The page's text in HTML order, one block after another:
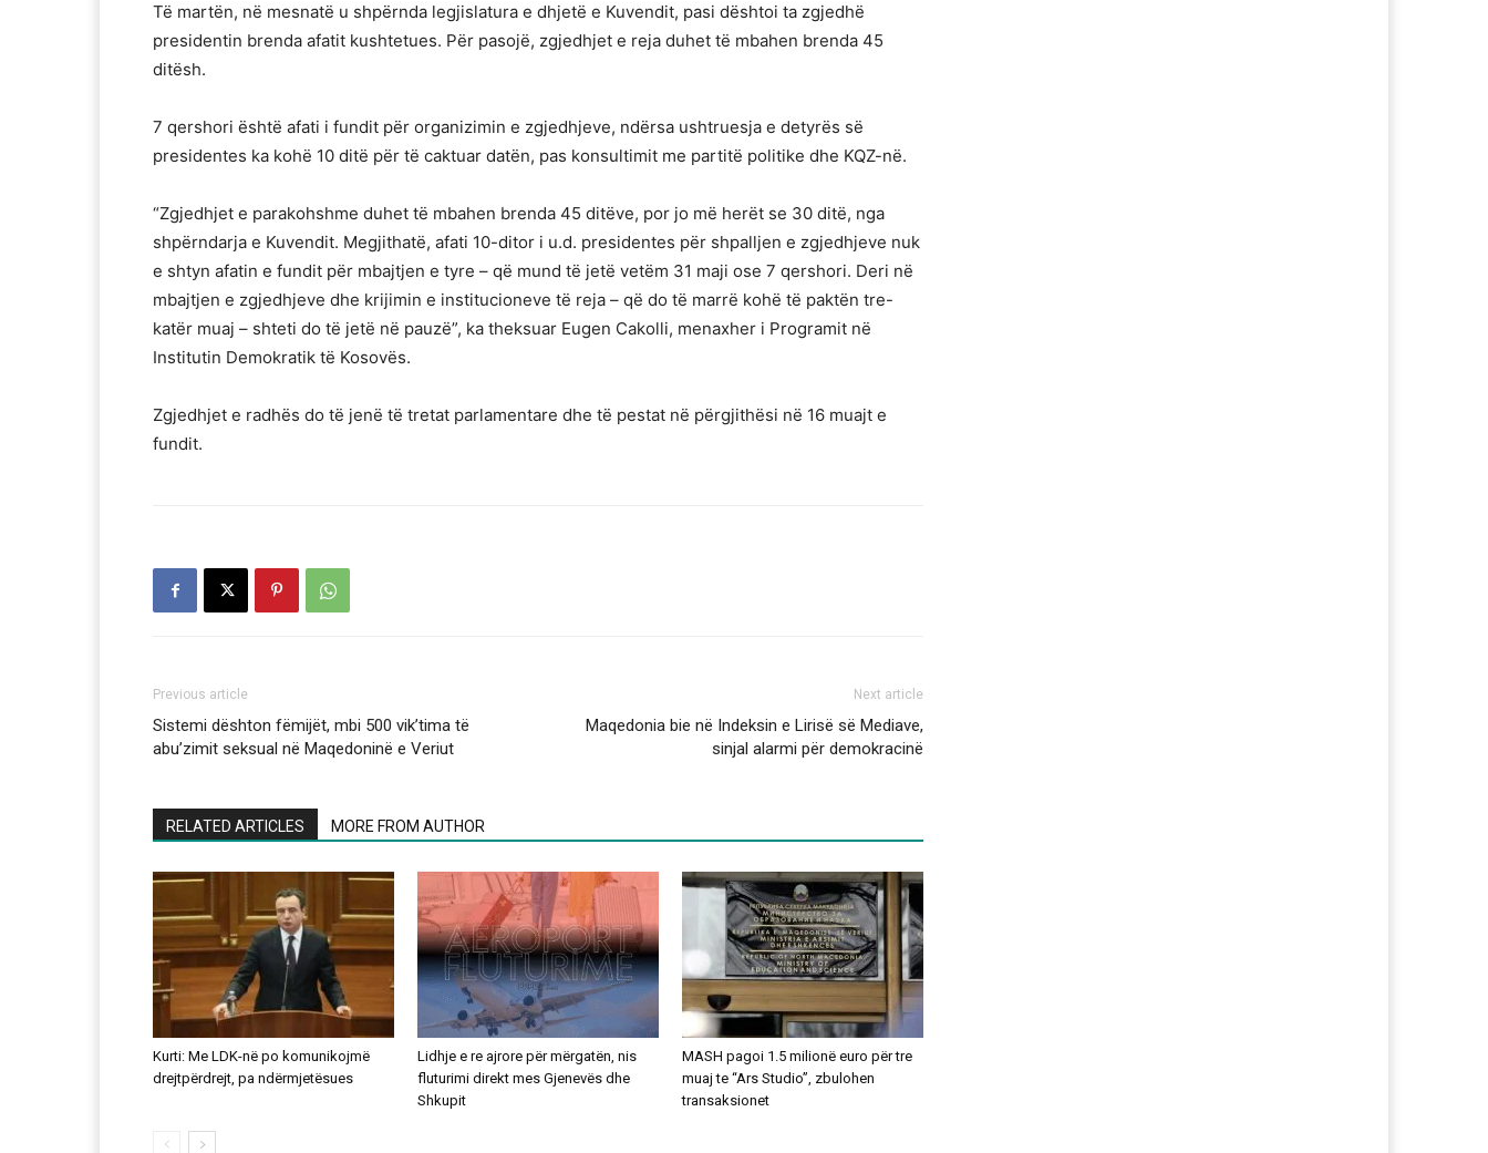
Të martën, në mesnatë u shpërnda legjislatura e dhjetë e Kuvendit, pasi dështoi ta zgjedhë
presidentin brenda afatit kushtetues. Për pasojë, zgjedhjet e reja duhet të mbahen brenda 45
ditësh.
7 qershori është afati i fundit për organizimin e zgjedhjeve, ndërsa ushtruesja e detyrës së
presidentes ka kohë 10 ditë për të caktuar datën, pas konsultimit me partitë politike dhe KQZ-në.
“Zgjedhjet e parakohshme duhet të mbahen brenda 45 ditëve, por jo më herët se 30 ditë, nga
shpërndarja e Kuvendit. Megjithatë, afati 10-ditor i u.d. presidentes për shpalljen e zgjedhjeve nuk
e shtyn afatin e fundit për mbajtjen e tyre – që mund të jetë vetëm 31 maji ose 7 qershori. Deri në
mbajtjen e zgjedhjeve dhe krijimin e institucioneve të reja – që do të marrë kohë të paktën tre-
katër muaj – shteti do të jetë në pauzë”, ka theksuar Eugen Cakolli, menaxher i Programit në
Institutin Demokratik të Kosovës.
Zgjedhjet e radhës do të jenë të tretat parlamentare dhe të pestat në përgjithësi në 16 muajt e
fundit.
Previous article
Sistemi dështon fëmijët, mbi 500 vik’tima të
abu’zimit seksual në Maqedoninë e Veriut
Next article
Maqedonia bie në Indeksin e Lirisë së Mediave,
sinjal alarmi për demokracinë
RELATED ARTICLES MORE FROM AUTHOR
Kurti: Me LDK-në po komunikojmë
drejtpërdrejt, pa ndërmjetësues
Lidhje e re ajrore për mërgatën, nis
fluturimi direkt mes Gjenevës dhe
Shkupit
MASH pagoi 1.5 milionë euro për tre
muaj te “Ars Studio”, zbulohen
transaksionet